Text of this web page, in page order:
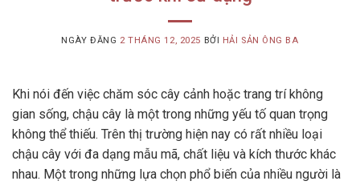
NGÀY ĐĂNG 2 THÁNG 12, 2025 BỞI HẢI SẢN ÔNG BA
Khi nói đến việc chăm sóc cây cảnh hoặc trang trí không
gian sống, chậu cây là một trong những yếu tố quan trọng
không thể thiếu. Trên thị trường hiện nay có rất nhiều loại
chậu cây với đa dạng mẫu mã, chất liệu và kích thước khác
nhau. Một trong những lựa chọn phổ biến của nhiều người là